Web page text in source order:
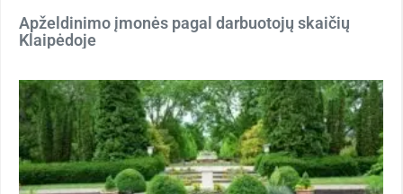
Apželdinimo įmonės pagal darbuotojų skaičių
Klaipėdoje